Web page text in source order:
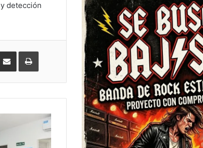
detección
Share
Email
Print